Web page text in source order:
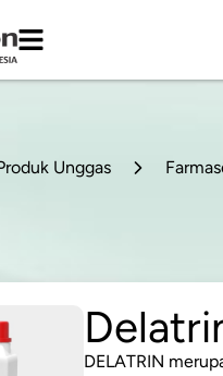
Unggas
DELATRIN